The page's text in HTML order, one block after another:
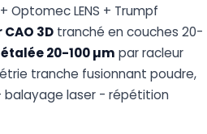
Optomec LENS + Trumpf
3D tranché en couches 20-
20-100 µm par racleur
tranche fusionnant poudre,
balayage laser - répétition